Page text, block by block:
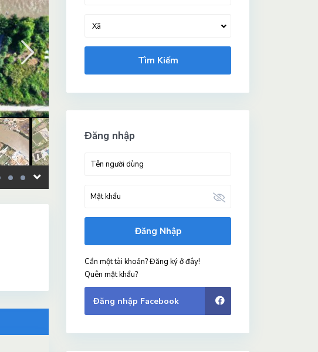
Xã
Tìm Kiếm
Đăng nhập
Đăng Nhập
Cần một tài khoản? Đăng ký ở đây!
Quên mật khẩu?
Đăng nhập Facebook